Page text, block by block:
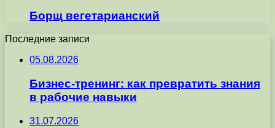
Борщ вегетарианский
Последние записи
05.08.2026
Бизнес-тренинг: как превратить знания
в рабочие навыки
31.07.2026